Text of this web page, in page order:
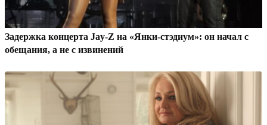
Задержка концерта Jay-Z на «Янки-стэдиум»: он начал с
обещания, а не с извинений